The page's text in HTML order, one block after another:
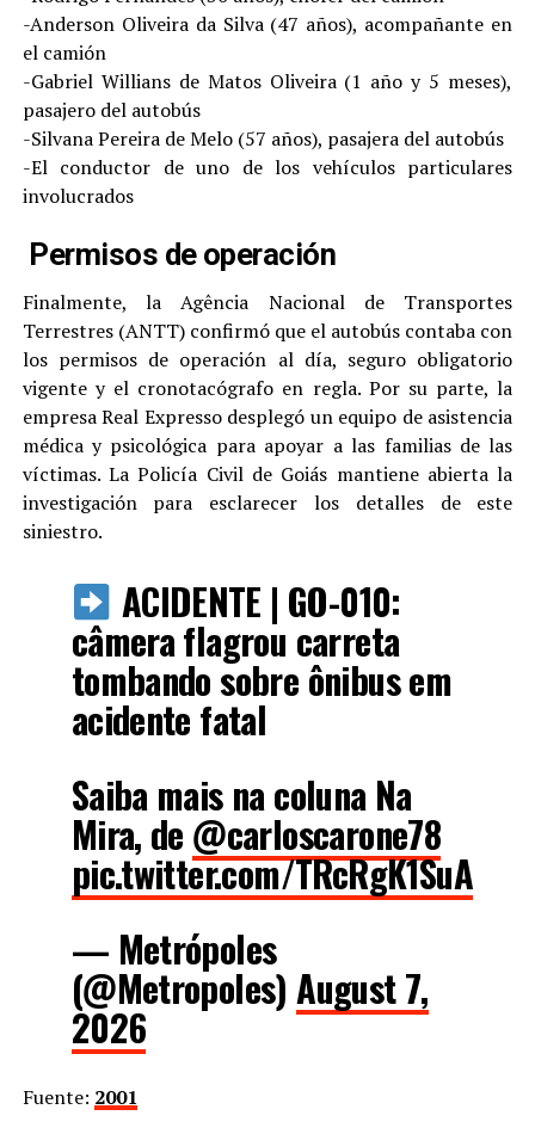
-Anderson Oliveira da Silva (47 años), acompañante en
el camión
-Gabriel Willians de Matos Oliveira (1 año y 5 meses),
pasajero del autobús
-Silvana Pereira de Melo (57 años), pasajera del autobús
-El conductor de uno de los vehículos particulares
involucrados
Permisos de operación
Finalmente, la Agência Nacional de Transportes
Terrestres (ANTT) confirmó que el autobús contaba con
los permisos de operación al día, seguro obligatorio
vigente y el cronotacógrafo en regla. Por su parte, la
empresa Real Expresso desplegó un equipo de asistencia
médica y psicológica para apoyar a las familias de las
víctimas. La Policía Civil de Goiás mantiene abierta la
investigación para esclarecer los detalles de este
siniestro.
ACIDENTE | GO-010:
câmera flagrou carreta
tombando sobre ônibus em
acidente fatal
Saiba mais na coluna Na
Mira, de @carloscarone78
pic.twitter.com/TRcRgK1SuA
— Metrópoles
(@Metropoles) August 7,
2026
Fuente: 2001